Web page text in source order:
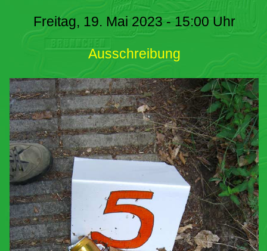
Freitag, 19. Mai 2023 - 15:00 Uhr
Ausschreibung